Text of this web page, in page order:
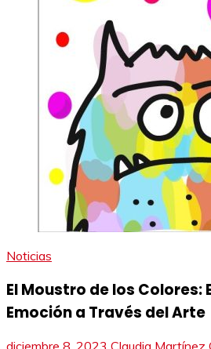
Noticias
El Moustro de los Colores:
Emoción a Través del Arte